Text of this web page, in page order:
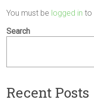
You must be logged in to
Search
Recent Posts